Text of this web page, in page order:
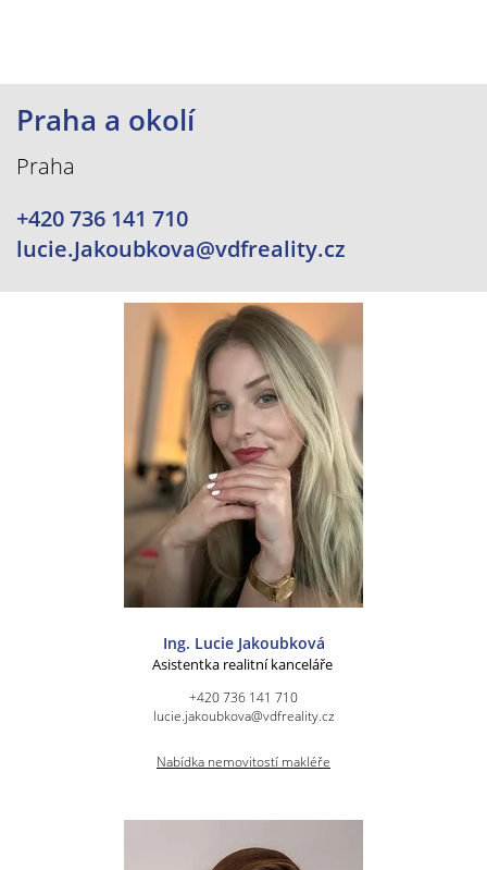
Praha a okolí
Praha
+420 736 141 710
lucie.Jakoubkova@vdfreality.cz
Ing. Lucie Jakoubková
Asistentka realitní kanceláře
+420 736 141 710
lucie.jakoubkova@vdfreality.cz
Nabídka nemovitostí makléře